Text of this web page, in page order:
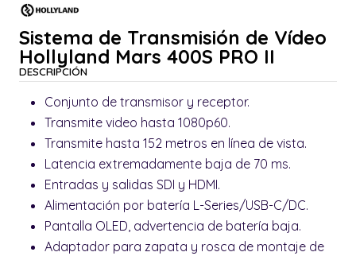
Sistema de Transmisión de Vídeo
Hollyland Mars 400S PRO II
DESCRIPCIÓN
Conjunto de transmisor y receptor.
Transmite video hasta 1080p60.
Transmite hasta 152 metros en línea de vista.
Latencia extremadamente baja de 70 ms.
Entradas y salidas SDI y HDMI.
Alimentación por batería L-Series/USB-C/DC.
Pantalla OLED, advertencia de batería baja.
Adaptador para zapata y rosca de montaje de